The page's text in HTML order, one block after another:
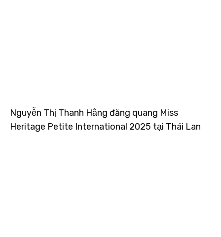
Nguyễn Thị Thanh Hằng đăng quang Miss
Heritage Petite International 2025 tại Thái Lan